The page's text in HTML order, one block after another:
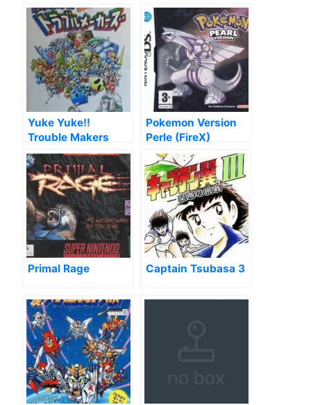
No Daibouken
Yuke Yuke!!
Trouble Makers
Pokemon Version
Perle (FireX)
Primal Rage Captain Tsubasa 3